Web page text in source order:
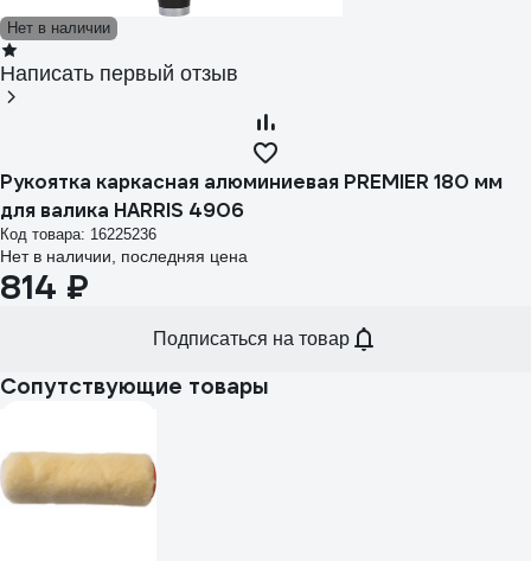
Нет в наличии
Написать первый отзыв
Рукоятка каркасная алюминиевая PREMIER 180 мм
для валика HARRIS 4906
Код товара: 16225236
Нет в наличии, последняя цена
814 ₽
Подписаться на товар
Сопутствующие товары